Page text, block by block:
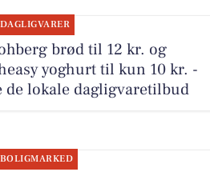
DAGLIGVARER
brød til 12 kr. og
yoghurt til kun 10 kr. -
de lokale dagligvaretilbud
BOLIGMARKED